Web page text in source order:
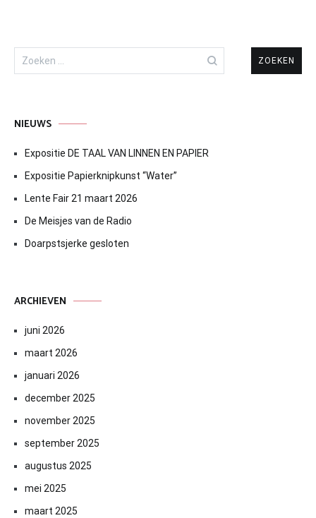
naar:
NIEUWS
Expositie DE TAAL VAN LINNEN EN PAPIER
Expositie Papierknipkunst “Water”
Lente Fair 21 maart 2026
De Meisjes van de Radio
Doarpstsjerke gesloten
ARCHIEVEN
juni 2026
maart 2026
januari 2026
december 2025
november 2025
september 2025
augustus 2025
mei 2025
maart 2025